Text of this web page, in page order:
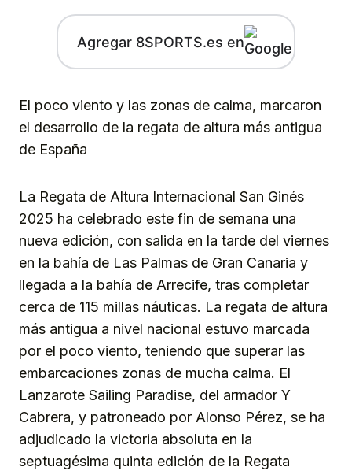
Agregar 8SPORTS.es en
El poco viento y las zonas de calma, marcaron
el desarrollo de la regata de altura más antigua
de España
La Regata de Altura Internacional San Ginés
2025 ha celebrado este fin de semana una
nueva edición, con salida en la tarde del viernes
en la bahía de Las Palmas de Gran Canaria y
llegada a la bahía de Arrecife, tras completar
cerca de 115 millas náuticas. La regata de altura
más antigua a nivel nacional estuvo marcada
por el poco viento, teniendo que superar las
embarcaciones zonas de mucha calma. El
Lanzarote Sailing Paradise, del armador Y
Cabrera, y patroneado por Alonso Pérez, se ha
adjudicado la victoria absoluta en la
septuagésima quinta edición de la Regata